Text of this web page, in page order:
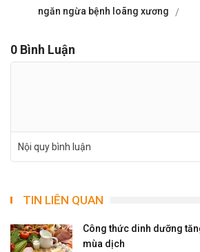
ngăn ngừa bệnh loãng xương
0 Bình Luận
Nội quy bình luận
TIN LIÊN QUAN
Công thức dinh dưỡng
mùa dịch